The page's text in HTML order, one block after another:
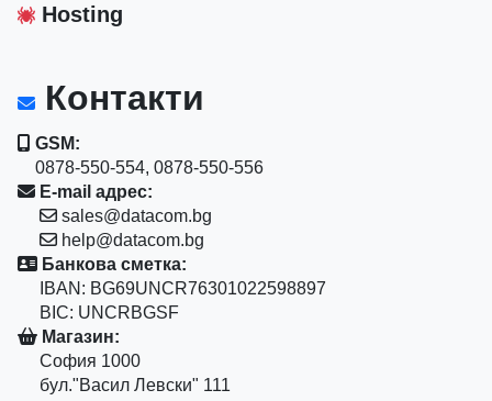
Hosting
Контакти
GSM:
0878-550-554, 0878-550-556
E-mail адрес:
sales@datacom.bg
help@datacom.bg
Банкова сметка:
IBAN: BG69UNCR76301022598897
BIC: UNCRBGSF
Магазин:
София 1000
бул."Васил Левски" 111